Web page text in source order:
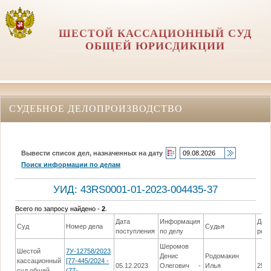
ШЕСТОЙ КАССАЦИОННЫЙ СУД
ОБЩЕЙ ЮРИСДИКЦИИ
СУДЕБНОЕ ДЕЛОПРОИЗВОДСТВО
Вывести список дел, назначенных на дату
Поиск информации по делам
УИД: 43RS0001-01-2023-004435-37
Всего по запросу найдено -2
Суд Номер дела
Дата
поступления
Информация
по делу
Судья
Шестой
кассационный
7У-12758/2023
[77-445/2024 -
05.12.2023
Шеромов
Денис
Олегович -
Родомакин
Илья